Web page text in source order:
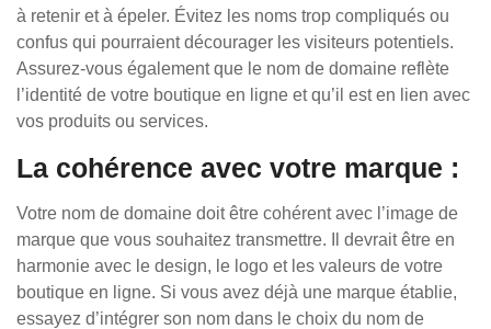
à retenir et à épeler. Évitez les noms trop compliqués ou
confus qui pourraient décourager les visiteurs potentiels.
Assurez-vous également que le nom de domaine reflète
l’identité de votre boutique en ligne et qu’il est en lien avec
vos produits ou services.
La cohérence avec votre marque :
Votre nom de domaine doit être cohérent avec l’image de
marque que vous souhaitez transmettre. Il devrait être en
harmonie avec le design, le logo et les valeurs de votre
boutique en ligne. Si vous avez déjà une marque établie,
essayez d’intégrer son nom dans le choix du nom de